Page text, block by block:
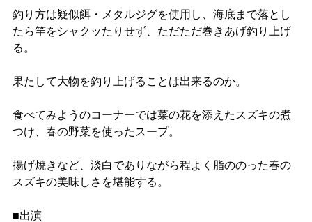
釣り方は疑似餌・メタルジグを使用し、海底まで落とし
たら竿をシャクッたりせず、ただただ巻きあげ釣り上げ
る。
果たして大物を釣り上げることは出来るのか。
食べてみようのコーナーでは菜の花を添えたスズキの煮
つけ、春の野菜を使ったスープ。
揚げ焼きなど、淡白でありながら程よく脂ののった春の
スズキの美味しさを堪能する。
■出演